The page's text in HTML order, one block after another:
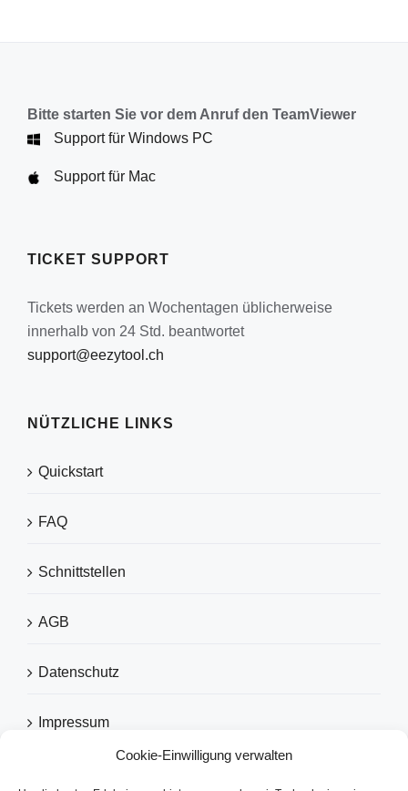
Cookie-Einwilligung verwalten
Bitte starten Sie vor dem Anruf den TeamViewer
Support für Windows PC
Support für Mac
TICKET SUPPORT
Tickets werden an Wochentagen üblicherweise
innerhalb von 24 Std. beantwortet
support@eezytool.ch
NÜTZLICHE LINKS
Quickstart
FAQ
Schnittstellen
AGB
Datenschutz
Impressum